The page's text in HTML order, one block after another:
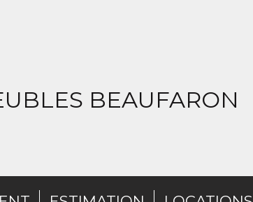
BEAUFARON